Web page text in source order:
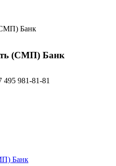
(СМП) Банк
495 981-81-81
Банк